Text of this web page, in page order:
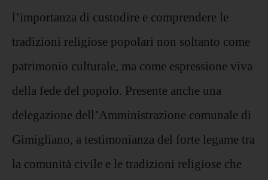
l’importanza di custodire e comprendere le
tradizioni religiose popolari non soltanto come
patrimonio culturale, ma come espressione viva
della fede del popolo. Presente anche una
delegazione dell’Amministrazione comunale di
Gimigliano, a testimonianza del forte legame tra
la comunità civile e le tradizioni religiose che